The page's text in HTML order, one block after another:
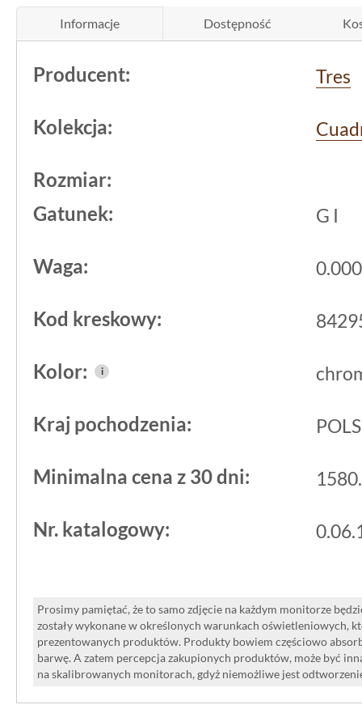
Informacje Dostępność
Producent: Tres
Kolekcja:
Rozmiar:
Gatunek:
G I
Waga:
Kod kreskowy:
Kolor: i
Kraj pochodzenia:
Minimalna cena z 30 dni:
Nr. katalogowy:
Prosimy pamiętać, że to samo zdjęcie na każdym monitorze
zostały wykonane w określonych warunkach oświetleniowych,
prezentowanych produktów. Produkty bowiem częściowo
barwę. A zatem percepcja zakupionych produktów, może być
na skalibrowanych monitorach, gdyż niemożliwe jest